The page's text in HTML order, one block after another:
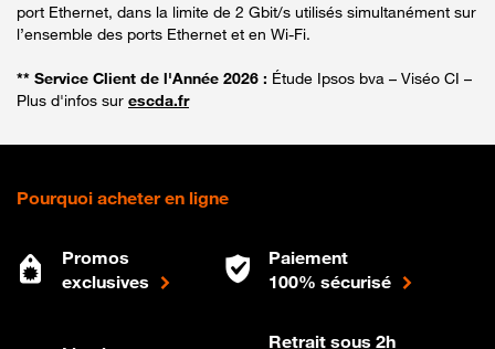
port Ethernet, dans la limite de 2 Gbit/s utilisés simultanément sur
l’ensemble des ports Ethernet et en Wi-Fi.
** Service Client de l'Année 2026 : Étude Ipsos bva – Viséo CI –
Plus d'infos sur escda.fr
Pourquoi acheter en ligne
Promos
exclusives
Paiement
100% sécurisé
Retrait sous 2h